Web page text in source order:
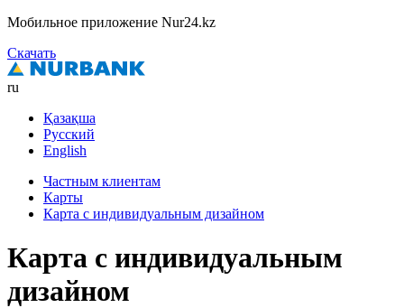
Мобильное приложение Nur24.kz
Скачать
ru
Қазақша
Русский
English
Частным клиентам
Карты
Карта с индивидуальным дизайном
Карта с индивидуальным
дизайном